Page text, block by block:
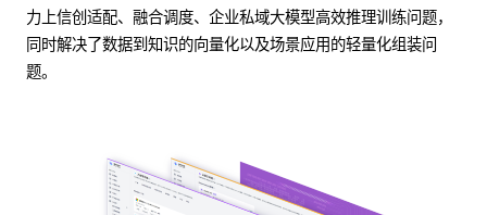
力上信创适配、融合调度、企业私域大模型高效推理训练问题，
同时解决了数据到知识的向量化以及场景应用的轻量化组装问
题。